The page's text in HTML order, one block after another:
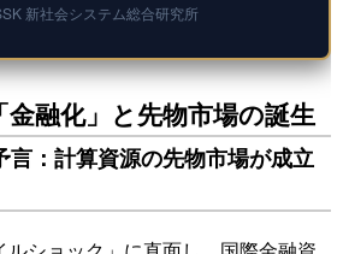
新社会システム総合研究所
融化」と先物市場の誕生
言：計算資源の先物市場が成立